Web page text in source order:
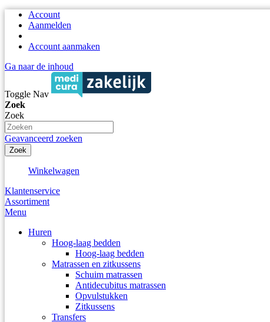
Account
Aanmelden
Account aanmaken
Ga naar de inhoud
Toggle Nav
Zoek
Zoek
Geavanceerd zoeken
Zoek
Winkelwagen
Klantenservice
Assortiment
Menu
Huren
Hoog-laag bedden
Hoog-laag bedden
Matrassen en zitkussens
Schuim matrassen
Antidecubitus matrassen
Opvulstukken
Zitkussens
Transfers